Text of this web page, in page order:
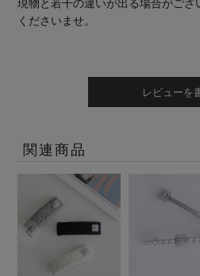
現物と若干の違いが出る場合がござ
くださいませ。
レビューを
関連商品